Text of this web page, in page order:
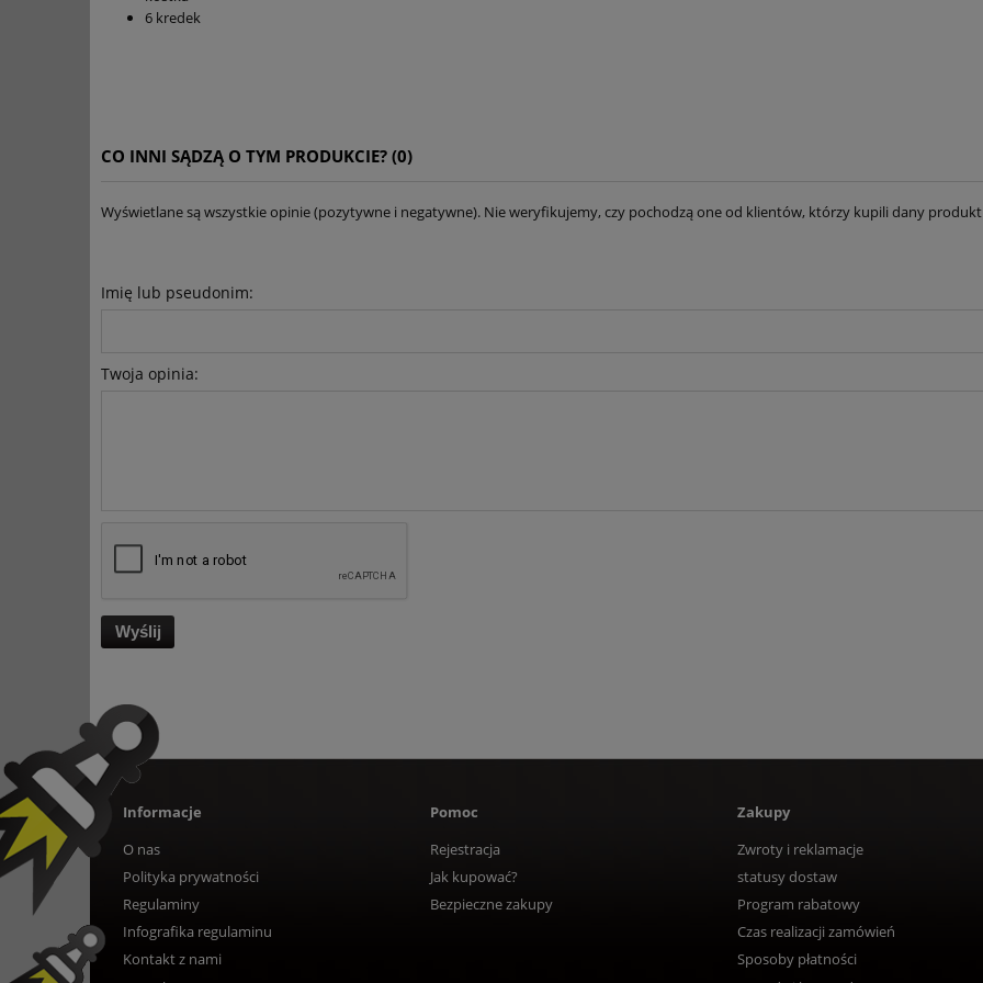
6 kredek
CO INNI SĄDZĄ O TYM PRODUKCIE? (0)
Wyświetlane są wszystkie opinie (pozytywne i negatywne). Nie weryfikujemy, czy pochodzą one od klientów, którzy kupili dany
Imię lub pseudonim:
Twoja opinia:
Wyślij
Informacje
O nas
Polityka prywatności
Regulaminy
Infografika regulaminu
Kontakt z nami
Pomoc
Rejestracja
Jak kupować?
Bezpieczne zakupy
Zakupy
Zwroty i reklamacje
statusy dostaw
Program rabatowy
Czas realizacji zamówień
Sposoby płatności